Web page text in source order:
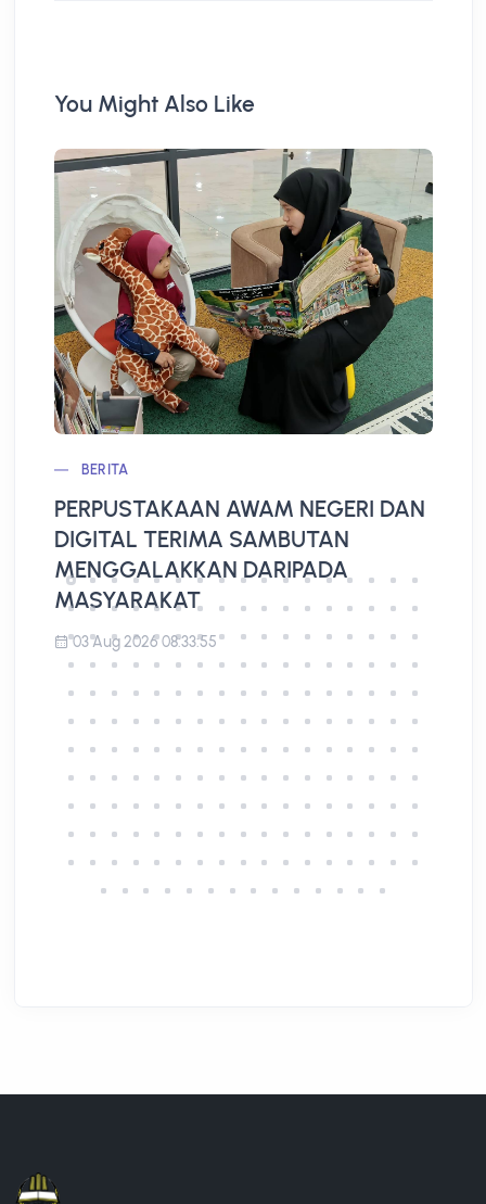
You Might Also Like
BERITA
PERPUSTAKAAN AWAM NEGERI DAN
DIGITAL TERIMA SAMBUTAN
MENGGALAKKAN DARIPADA
MASYARAKAT
03 Aug 2026 08:33:55